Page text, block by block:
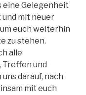
eine Gelegenheit
mit neuer
euch weiterhin
zu stehen.
alle
und
darauf, nach
mit euch